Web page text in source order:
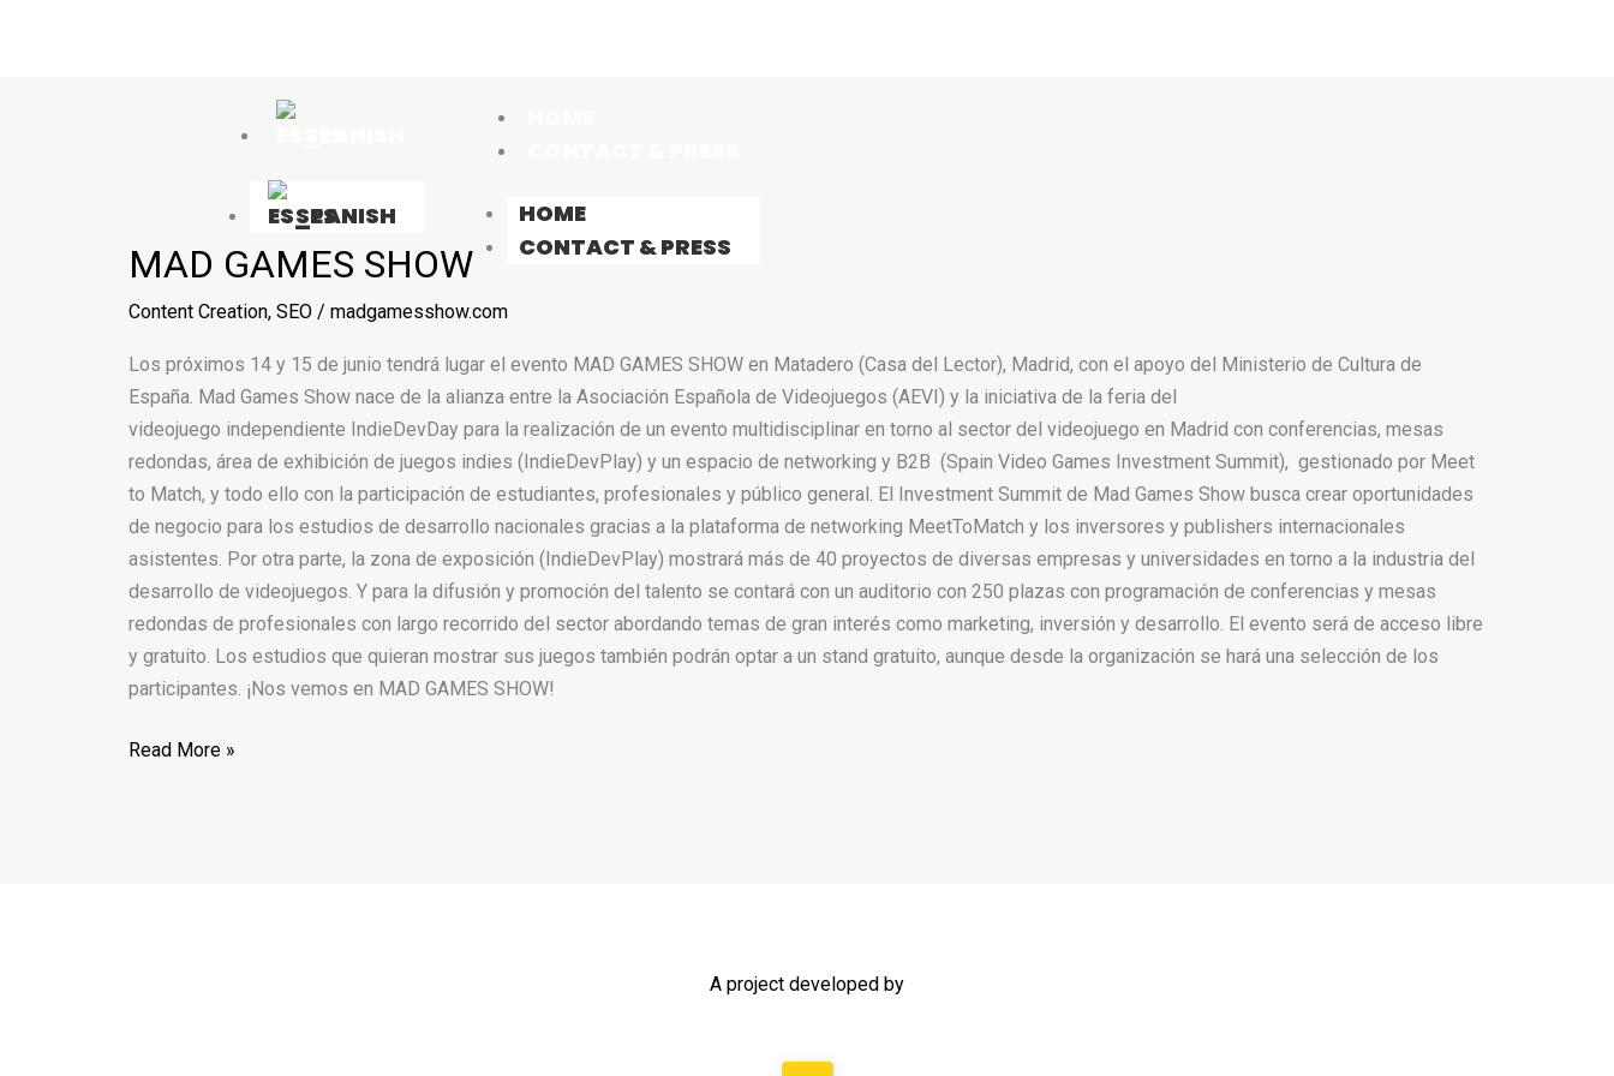
SPANISH
HOME
CONTACT & PRESS
MAD GAMES SHOW
Content Creation, SEO/ madgamesshow.com
Los próximos 14 y 15 de junio tendrá lugar el evento MAD GAMES SHOW en Matadero (Casa del Lector), Madrid, con el apoyo del Ministerio de Cultura de
España. Mad Games Show nace de la alianza entre la Asociación Española de Videojuegos (AEVI) y la iniciativa de la feria del
videojuego independiente IndieDevDay para la realización de un evento multidisciplinar en torno al sector del videojuego en Madrid con conferencias, mesas
redondas, área de exhibición de juegos indies (IndieDevPlay) y un espacio de networking y B2B (Spain Video Games Investment Summit), gestionado por Meet
to Match, y todo ello con la participación de estudiantes, profesionales y público general. El Investment Summit de Mad Games Show busca crear oportunidades
de negocio para los estudios de desarrollo nacionales gracias a la plataforma de networking MeetToMatch y los inversores y publishers internacionales
asistentes. Por otra parte, la zona de exposición (IndieDevPlay) mostrará más de 40 proyectos de diversas empresas y universidades en torno a la industria del
desarrollo de videojuegos. Y para la difusión y promoción del talento se contará con un auditorio con 250 plazas con programación de conferencias y mesas
redondas de profesionales con largo recorrido del sector abordando temas de gran interés como marketing, inversión y desarrollo. El evento será de acceso libre
y gratuito. Los estudios que quieran mostrar sus juegos también podrán optar a un stand gratuito, aunque desde la organización se hará una selección de los
participantes. ¡Nos vemos en MAD GAMES SHOW!
SHOW
Read More »
A project developed by